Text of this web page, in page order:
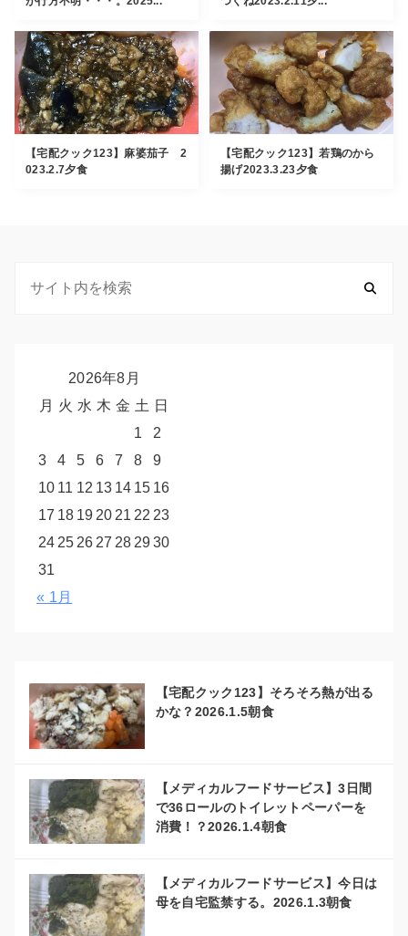
【宅配クック123】麻婆茄子 2
023.2.7夕食
【宅配クック123】若鶏のから
揚げ2023.3.23夕食
2026年8月
月 火 水 木 金 土 日
1
2
3
4 5 6 7 8
9
10 11 12 13 14 15 16
17 18 19 20 21 22 23
24 25 26 27 28 2930
31
« 1月
【宅配クック123】そろそろ熱が出る
かな？2026.1.5朝食
【メディカルフードサービス】3日間
で36ロールのトイレットペーパーを
消費！？2026.1.4朝食
【メディカルフードサービス】今日は
母を自宅監禁する。2026.1.3朝食